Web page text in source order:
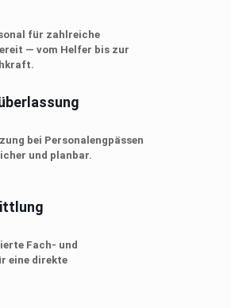
für zahlreiche
— vom Helfer bis zur
bei Personalengpässen
und planbar.
Fach- und
eine direkte